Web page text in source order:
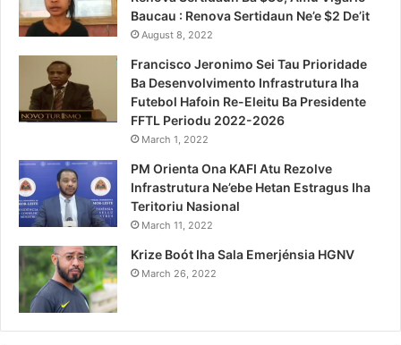
Baucau : Renova Sertidaun Ne’e $2 De’it
August 8, 2022
Francisco Jeronimo Sei Tau Prioridade
Ba Desenvolvimento Infrastrutura Iha
Futebol Hafoin Re-Eleitu Ba Presidente
FFTL Periodu 2022-2026
March 1, 2022
PM Orienta Ona KAFI Atu Rezolve
Infrastrutura Ne’ebe Hetan Estragus Iha
Teritoriu Nasional
March 11, 2022
Krize Boót Iha Sala Emerjénsia HGNV
March 26, 2022